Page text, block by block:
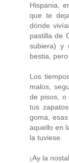
Hispania,
que te
dónde
pastilla de
subiera) y
bestia,
Los
malos,
de pisos, o
tus
goma,
aquello en
la tuviese.
¡Ay la